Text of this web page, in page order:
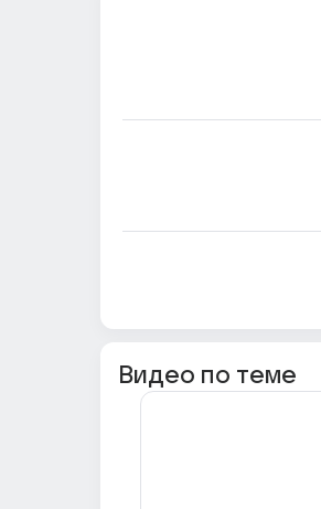
Видео по теме